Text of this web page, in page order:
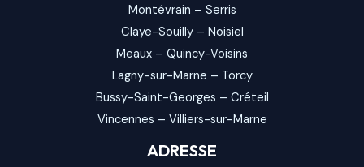
Montévrain – Serris
Claye-Souilly– Noisiel
Meaux – Quincy-Voisins
Lagny-sur-Marne – Torcy
Bussy-Saint-Georges – Créteil
Vincennes – Villiers-sur-Marne
ADRESSE